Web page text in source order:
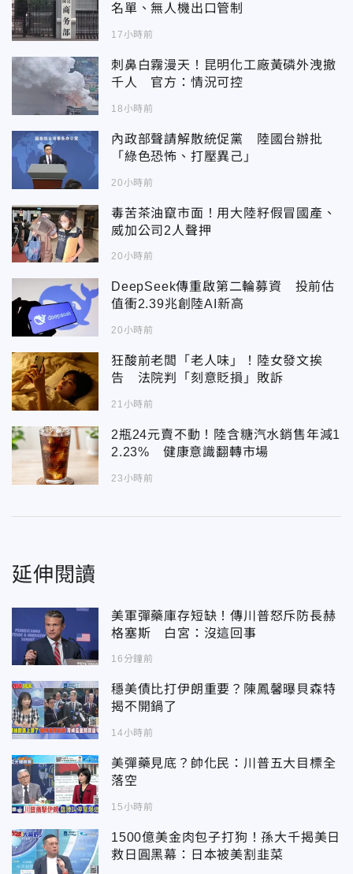
名單、無人機出口管制
17小時前
刺鼻白霧漫天！昆明化工廠黃磷外洩撤
千人 官方：情況可控
18小時前
內政部聲請解散統促黨 陸國台辦批
「綠色恐怖、打壓異己」
20小時前
毒苦茶油竄市面！用大陸籽假冒國產、
威加公司2人聲押
20小時前
DeepSeek傳重啟第二輪募資 投前估
值衝2.39兆創陸AI新高
20小時前
狂酸前老闆「老人味」！陸女發文挨
告 法院判「刻意貶損」敗訴
21小時前
2瓶24元賣不動！陸含糖汽水銷售年減1
2.23% 健康意識翻轉市場
23小時前
延伸閱讀
美軍彈藥庫存短缺！傳川普怒斥防長赫
格塞斯 白宮：沒這回事
16分鐘前
穩美債比打伊朗重要？陳鳳馨曝貝森特
揭不開鍋了
14小時前
美彈藥見底？帥化民：川普五大目標全
落空
15小時前
1500億美金肉包子打狗！孫大千揭美日
救日圓黑幕：日本被美割韭菜